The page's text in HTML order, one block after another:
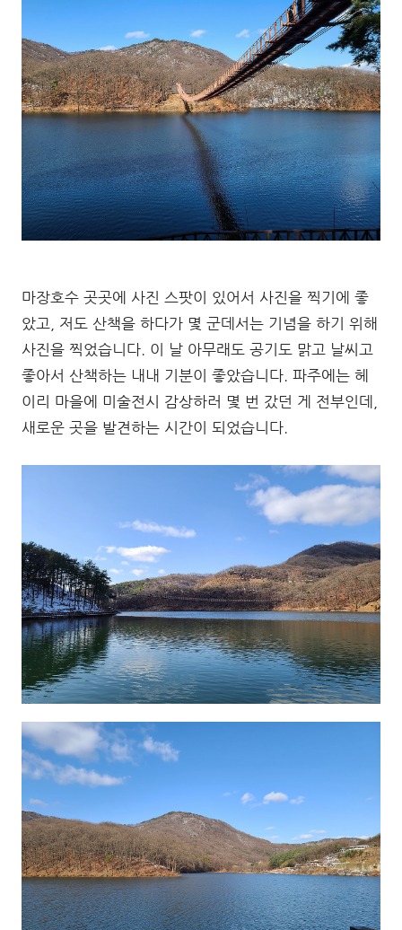
마장호수 곳곳에 사진 스팟이 있어서 사진을 찍기에 좋
았고, 저도 산책을 하다가 몇 군데서는 기념을 하기 위해
사진을 찍었습니다. 이 날 아무래도 공기도 맑고 날씨고
좋아서 산책하는 내내 기분이 좋았습니다. 파주에는 헤
이리 마을에 미술전시 감상하러 몇 번 갔던 게 전부인데,
새로운 곳을 발견하는 시간이 되었습니다.